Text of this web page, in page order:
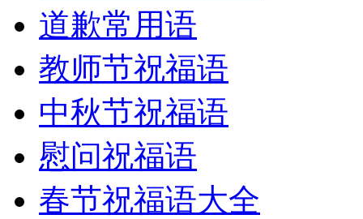
道歉常用语
教师节祝福语
中秋节祝福语
慰问祝福语
春节祝福语大全